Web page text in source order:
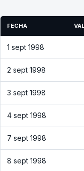
FECHA
1 sept 1998
2 sept 1998
3 sept 1998
4 sept 1998
7 sept 1998
8 sept 1998